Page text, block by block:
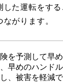
した運転をす
がります。
を予測して早
早めのハンド
、被害を軽減